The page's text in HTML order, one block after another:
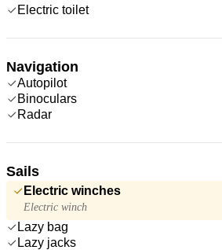
Electric toilet
Navigation
Autopilot
Binoculars
Radar
Sails
Electric winches
Electric winch
Lazy bag
Lazy jacks